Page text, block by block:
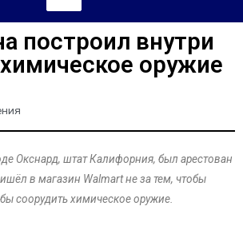
построил внутри
оружие
Окснард, штат Калифорния, был арестован
в магазин Walmart не за тем, чтобы
соорудить химическое оружие.